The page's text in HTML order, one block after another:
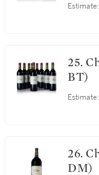
Estimate:
25. Château Margaux 1990 (9
BT)
Estimate:
26. Château Margaux 1990 (1
DM)